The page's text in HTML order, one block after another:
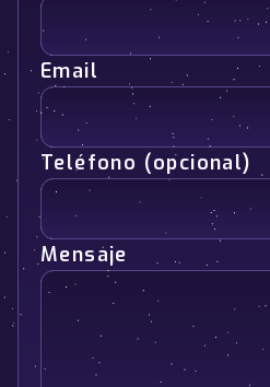
Email
Teléfono (opcional)
Mensaje